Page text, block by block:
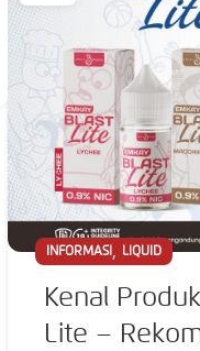
INFORMASI, LIQUID
Kenal
Lite –